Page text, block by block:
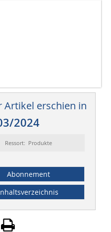
Artikel erschien in
2024
Ressort: Produkte
Abonnement